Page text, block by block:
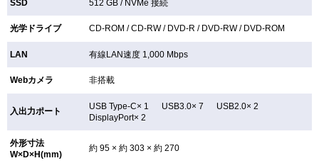
SSD 512 GB / NVMe 接続
光学ドライブ CD-ROM /CD-RW / DVD-R / DVD-RW / DVD-ROM
LAN 有線LAN速度 1,000 Mbps
Webカメラ 非搭載
入出力ポート
USB Type-C× 1 USB3.0× 7 USB2.0× 2
DisplayPort× 2
外形寸法
W×D×H(mm)
約 95 × 約 303 × 約 270